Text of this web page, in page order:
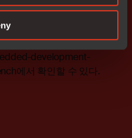
향상시킬 것으로 기대된
스를 지원하는 Arm용 IAR
한 내용은
development-
에서 확인할 수 있다.